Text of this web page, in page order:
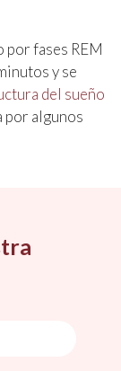
por fases REM
y se
del sueño
por algunos